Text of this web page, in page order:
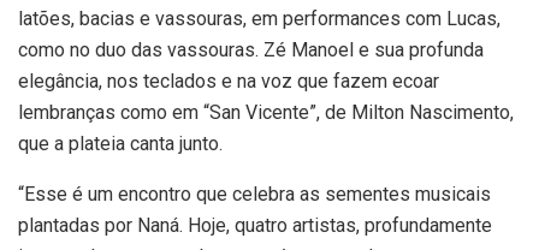
latões, bacias e vassouras, em performances com Lucas,
como no duo das vassouras. Zé Manoel e sua profunda
elegância, nos teclados e na voz que fazem ecoar
lembranças como em “San Vicente”, de Milton Nascimento,
que a plateia canta junto.
“Esse é um encontro que celebra as sementes musicais
plantadas por Naná. Hoje, quatro artistas, profundamente